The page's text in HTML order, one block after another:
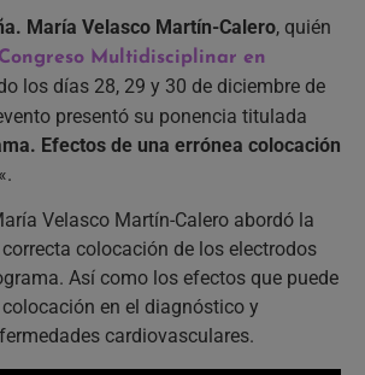
María Velasco Martín-Calero, quién
Congreso Multidisciplinar en
los días 28, 29 y 30 de diciembre de
presentó su ponencia titulada
Efectos de una errónea colocación
«.
Velasco Martín-Calero abordó la
colocación de los electrodos
Así como los efectos que puede
en el diagnóstico y
cardiovasculares.